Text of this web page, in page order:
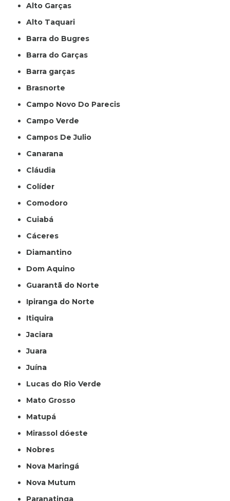
Alto Garças
Alto Taquari
Barra do Bugres
Barra do Garças
Barra garças
Brasnorte
Campo Novo Do Parecis
Campo Verde
Campos De Julio
Canarana
Cláudia
Colíder
Comodoro
Cuiabá
Cáceres
Diamantino
Dom Aquino
Guarantã do Norte
Ipiranga do Norte
Itiquira
Jaciara
Juara
Juína
Lucas do Rio Verde
Mato Grosso
Matupá
Mirassol dóeste
Nobres
Nova Maringá
Nova Mutum
Paranatinga